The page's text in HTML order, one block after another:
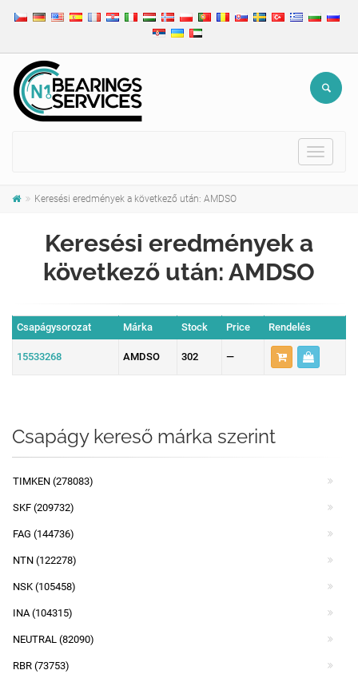
Toggle
Keresési eredmények a következő után: AMDSO
Keresési eredmények a
következő után: AMDSO
Csapágysorozat Márka Stock Price Rendelés
15533268 AMDSO 302 —
Csapágy kereső márka szerint
TIMKEN (278083)
SKF (209732)
FAG (144736)
NTN (122278)
NSK (105458)
INA (104315)
NEUTRAL (82090)
RBR (73753)